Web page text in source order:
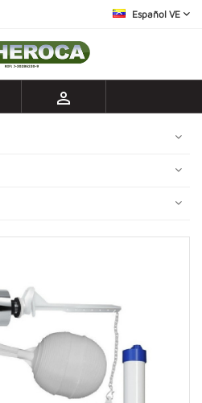
Español VE
